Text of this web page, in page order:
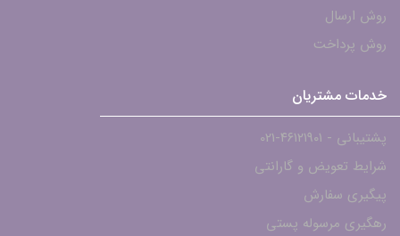
روش ارسال
روش پرداخت
خدمات مشتریان
پشتیبانی - ۴۶۱۲۱۹۰۱-021
شرایط تعویض و گارانتی
پیگیری سفارش
رهگیری مرسوله پستی